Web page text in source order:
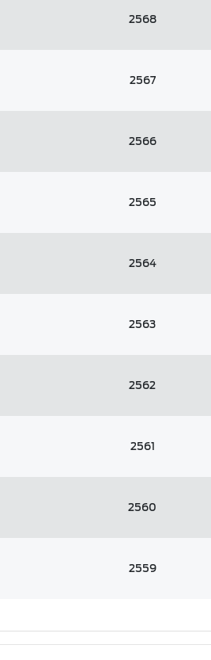
2568
2567
2566
2565
2564
2563
2562
2561
2560
2559